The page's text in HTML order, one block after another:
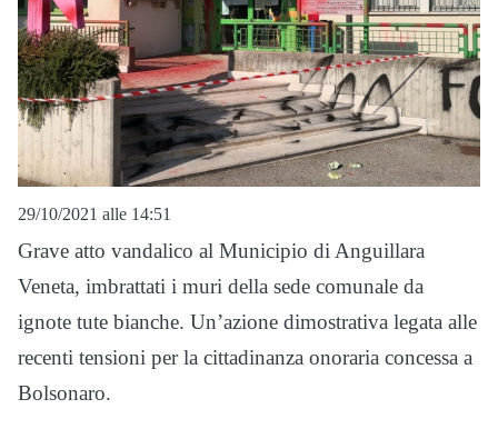
29/10/2021 alle 14:51
Grave atto vandalico al Municipio di Anguillara
Veneta, imbrattati i muri della sede comunale da
ignote tute bianche. Un’azione dimostrativa legata alle
recenti tensioni per la cittadinanza onoraria concessa a
Bolsonaro.